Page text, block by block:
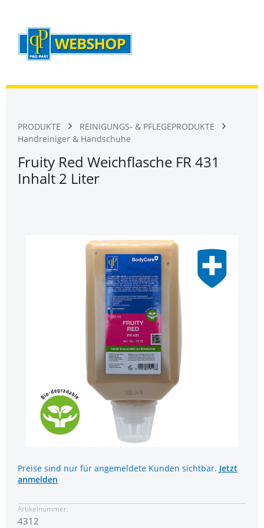
PRODUKTE
REINIGUNGS- & PFLEGEPRODUKTE
Handreiniger & Handschuhe
Fruity Red Weichflasche FR 431
Inhalt 2 Liter
Bildergalerie überspringen
Preise sind nur für angemeldete Kunden sichtbar. Jetzt
anmelden
Artikelnummer:
4312